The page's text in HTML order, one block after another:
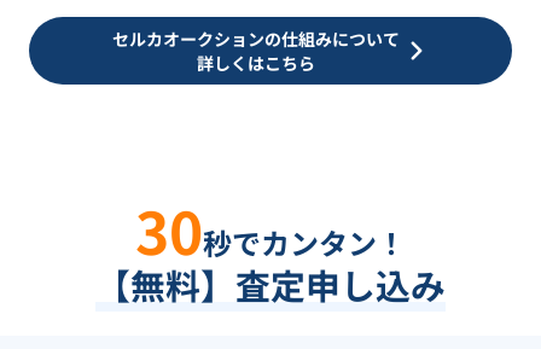
セルカオークションの仕組みについて
詳しくはこちら
30秒でカンタン！
【無料】査定申し込み